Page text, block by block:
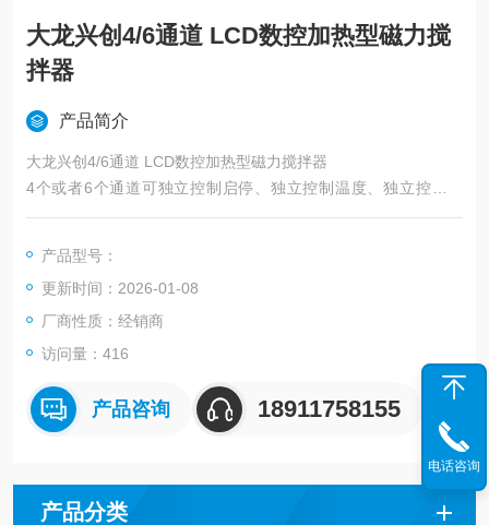
大龙兴创4/6通道 LCD数控加热型磁力搅
拌器
产品简介
大龙兴创4/6通道 LCD数控加热型磁力搅拌器
4个或者6个通道可独立控制启停、独立控制温度、独立控制转
速、独立控制显示，多通道温度和速度的平行性更强；
功率大，加热速率快，PID精确控温；
防爆直流无刷电机，免维护，无火花，寿命长；
产品型号：
更新时间：2026-01-08
厂商性质：经销商
访问量：416
产品咨询 18911758155
产品分类
电话咨询